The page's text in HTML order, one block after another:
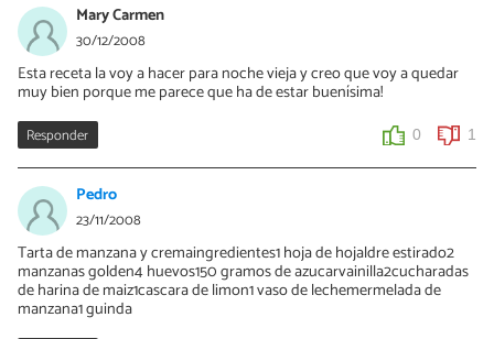
Mary Carmen
30/12/2008
Esta receta la voy a hacer para noche vieja y creo que voy a quedar
muy bien porque me parece que ha de estar buenísima!
Responder 0 1
Pedro
23/11/2008
Tarta de manzana y cremaingredientes1 hoja de hojaldre estirado2
manzanas golden4 huevos150 gramos de azucarvainilla2cucharadas
de harina de maiz1cascara de limon1 vaso de lechemermelada de
manzana1 guinda